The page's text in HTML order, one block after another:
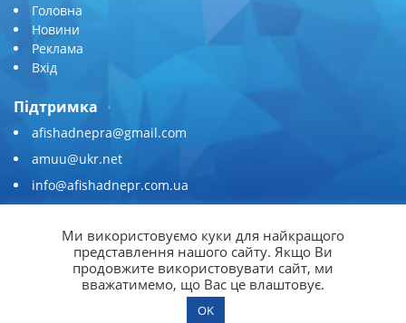
Головна
Новини
Реклама
Вхід
Підтримка
afishadnepra@gmail.com
amuu@ukr.net
info@afishadnepr.com.ua
Приєднуйтесь
Ми використовуємо куки для найкращого
представлення нашого сайту. Якщо Ви
продовжите використовувати сайт, ми
вважатимемо, що Вас це влаштовує.
OK